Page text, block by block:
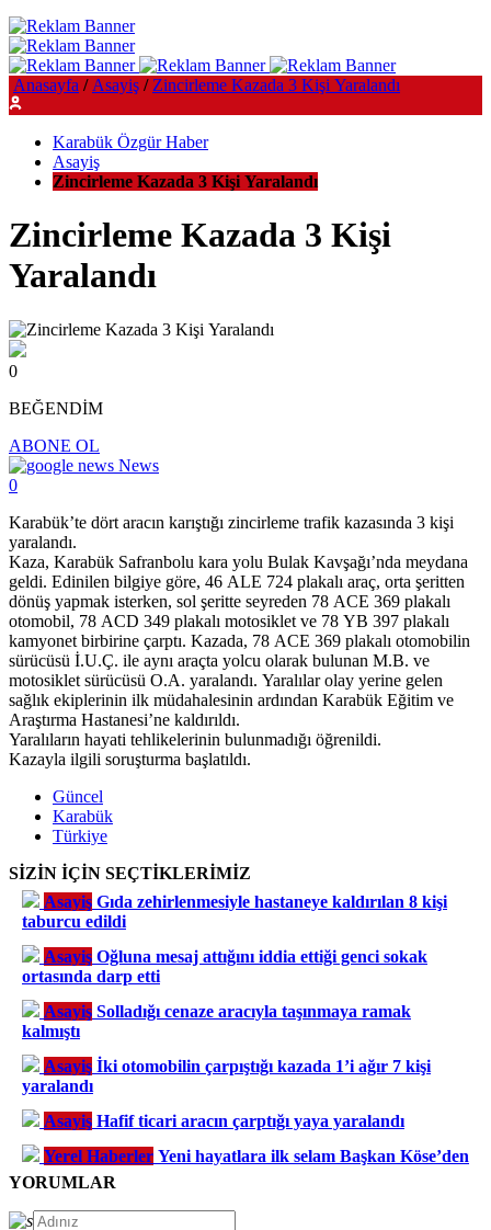
Anasayfa / Asayiş / Zincirleme Kazada 3 Kişi Yaralandı
Karabük Özgür Haber
Asayiş
Zincirleme Kazada 3 Kişi Yaralandı
Zincirleme Kazada 3 Kişi
Yaralandı
0
BEĞENDİM
ABONE OL
News
0
Karabük’te dört aracın karıştığı zincirleme trafik kazasında 3 kişi
yaralandı.
Kaza, Karabük Safranbolu kara yolu Bulak Kavşağı’nda meydana
geldi. Edinilen bilgiye göre, 46 ALE 724 plakalı araç, orta şeritten
dönüş yapmak isterken, sol şeritte seyreden 78 ACE 369 plakalı
otomobil, 78 ACD 349 plakalı motosiklet ve 78 YB 397 plakalı
kamyonet birbirine çarptı. Kazada, 78 ACE 369 plakalı otomobilin
sürücüsü İ.U.Ç. ile aynı araçta yolcu olarak bulunan M.B. ve
motosiklet sürücüsü O.A. yaralandı. Yaralılar olay yerine gelen
sağlık ekiplerinin ilk müdahalesinin ardından Karabük Eğitim ve
Araştırma Hastanesi’ne kaldırıldı.
Yaralıların hayati tehlikelerinin bulunmadığı öğrenildi.
Kazayla ilgili soruşturma başlatıldı.
Güncel
Karabük
Türkiye
SİZİN İÇİN SEÇTİKLERİMİZ
Asayiş Gıda zehirlenmesiyle hastaneye kaldırılan 8 kişi
taburcu edildi
Asayiş Oğluna mesaj attığını iddia ettiği genci sokak
ortasında darp etti
Asayiş Solladığı cenaze aracıyla taşınmaya ramak
kalmıştı
Asayiş İki otomobilin çarpıştığı kazada 1’i ağır 7 kişi
yaralandı
Asayiş Hafif ticari aracın çarptığı yaya yaralandı
Yerel Haberler Yeni hayatlara ilk selam Başkan Köse’den
YORUMLAR